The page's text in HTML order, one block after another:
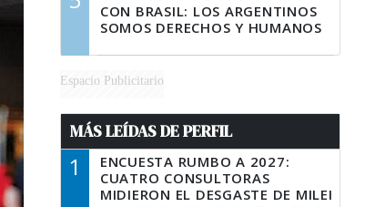
CON BRASIL: LOS ARGENTINOS
SOMOS DERECHOS Y HUMANOS
Espacio Publicitario
MÁS LEÍDAS DE PERFIL
1
ENCUESTA RUMBO A 2027:
CUATRO CONSULTORAS
MIDIERON EL DESGASTE DE MILEI